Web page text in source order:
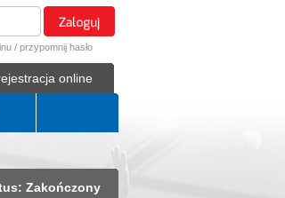
/ przypomnij hasło
online
Zakończony